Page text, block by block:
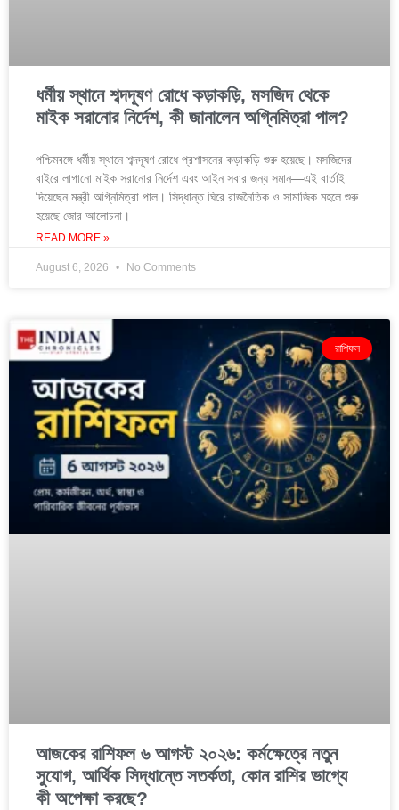
ধর্মীয় স্থানে শব্দদূষণ রোধে কড়াকড়ি, মসজিদ থেকে
মাইক সরানোর নির্দেশ, কী জানালেন অগ্নিমিত্রা পাল?
পশ্চিমবঙ্গে ধর্মীয় স্থানে শব্দদূষণ রোধে প্রশাসনের কড়াকড়ি শুরু হয়েছে। মসজিদের
বাইরে লাগানো মাইক সরানোর নির্দেশ এবং আইন সবার জন্য সমান—এই বার্তাই
দিয়েছেন মন্ত্রী অগ্নিমিত্রা পাল। সিদ্ধান্ত ঘিরে রাজনৈতিক ও সামাজিক মহলে শুরু
হয়েছে জোর আলোচনা।
READ MORE »
August 6, 2026 No Comments
রাশিফল
আজকের রাশিফল ৬ আগস্ট ২০২৬: কর্মক্ষেত্রে নতুন
সুযোগ, আর্থিক সিদ্ধান্তে সতর্কতা, কোন রাশির ভাগ্যে
কী অপেক্ষা করছে?